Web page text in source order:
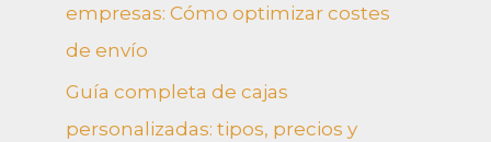
empresas: Cómo optimizar costes
de envío
Guía completa de cajas
personalizadas: tipos, precios y